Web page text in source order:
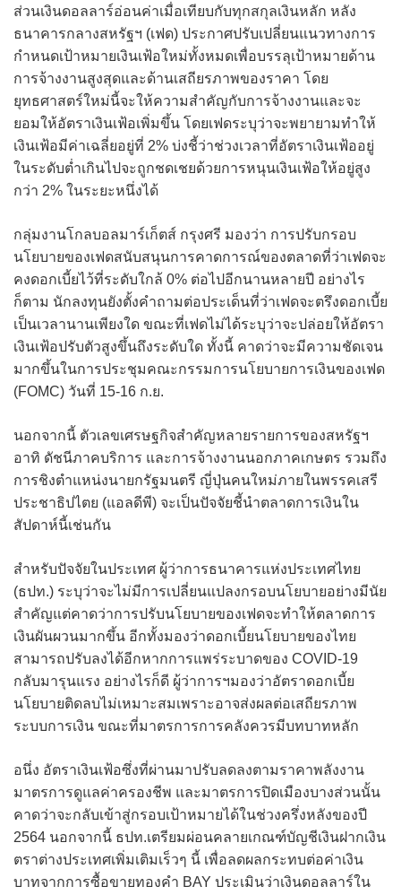
ส่วนเงินดอลลาร์อ่อนค่าเมื่อเทียบกับทุกสกุลเงินหลัก หลัง
ธนาคารกลางสหรัฐฯ (เฟด) ประกาศปรับเปลี่ยนแนวทางการ
กำหนดเป้าหมายเงินเฟ้อใหม่ทั้งหมดเพื่อบรรลุเป้าหมายด้าน
การจ้างงานสูงสุดและด้านเสถียรภาพของราคา โดย
ยุทธศาสตร์ใหม่นี้จะให้ความสำคัญกับการจ้างงานและจะ
ยอมให้อัตราเงินเฟ้อเพิ่มขึ้น โดยเฟดระบุว่าจะพยายามทำให้
เงินเฟ้อมีค่าเฉลี่ยอยู่ที่ 2% บ่งชี้ว่าช่วงเวลาที่อัตราเงินเฟ้ออยู่
ในระดับต่ำเกินไปจะถูกชดเชยด้วยการหนุนเงินเฟ้อให้อยู่สูง
กว่า 2% ในระยะหนึ่งได้
กลุ่มงานโกลบอลมาร์เก็ตส์ กรุงศรี มองว่า การปรับกรอบ
นโยบายของเฟดสนับสนุนการคาดการณ์ของตลาดที่ว่าเฟดจะ
คงดอกเบี้ยไว้ที่ระดับใกล้ 0% ต่อไปอีกนานหลายปี อย่างไร
ก็ตาม นักลงทุนยังตั้งคำถามต่อประเด็นที่ว่าเฟดจะตรึงดอกเบี้ย
เป็นเวลานานเพียงใด ขณะที่เฟดไม่ได้ระบุว่าจะปล่อยให้อัตรา
เงินเฟ้อปรับตัวสูงขึ้นถึงระดับใด ทั้งนี้ คาดว่าจะมีความชัดเจน
มากขึ้นในการประชุมคณะกรรมการนโยบายการเงินของเฟด
(FOMC) วันที่ 15-16 ก.ย.
นอกจากนี้ ตัวเลขเศรษฐกิจสำคัญหลายรายการของสหรัฐฯ
อาทิ ดัชนีภาคบริการ และการจ้างงานนอกภาคเกษตร รวมถึง
การชิงตำแหน่งนายกรัฐมนตรี ญี่ปุ่นคนใหม่ภายในพรรคเสรี
ประชาธิปไตย (แอลดีพี) จะเป็นปัจจัยชี้นำตลาดการเงินใน
สัปดาห์นี้เช่นกัน
สำหรับปัจจัยในประเทศ ผู้ว่าการธนาคารแห่งประเทศไทย
(ธปท.) ระบุว่าจะไม่มีการเปลี่ยนแปลงกรอบนโยบายอย่างมีนัย
สำคัญแต่คาดว่าการปรับนโยบายของเฟดจะทำให้ตลาดการ
เงินผันผวนมากขึ้น อีกทั้งมองว่าดอกเบี้ยนโยบายของไทย
สามารถปรับลงได้อีกหากการแพร่ระบาดของ COVID-19
กลับมารุนแรง อย่างไรก็ดี ผู้ว่าการฯมองว่าอัตราดอกเบี้ย
นโยบายติดลบไม่เหมาะสมเพราะอาจส่งผลต่อเสถียรภาพ
ระบบการเงิน ขณะที่มาตรการการคลังควรมีบทบาทหลัก
อนึ่ง อัตราเงินเฟ้อซึ่งที่ผ่านมาปรับลดลงตามราคาพลังงาน
มาตรการดูแลค่าครองชีพ และมาตรการปิดเมืองบางส่วนนั้น
คาดว่าจะกลับเข้าสู่กรอบเป้าหมายได้ในช่วงครึ่งหลังของปี
2564 นอกจากนี้ ธปท.เตรียมผ่อนคลายเกณฑ์บัญชีเงินฝากเงิน
ตราต่างประเทศเพิ่มเติมเร็วๆ นี้ เพื่อลดผลกระทบต่อค่าเงิน
บาทจากการซื้อขายทองคำ BAY ประเมินว่าเงินดอลลาร์ใน